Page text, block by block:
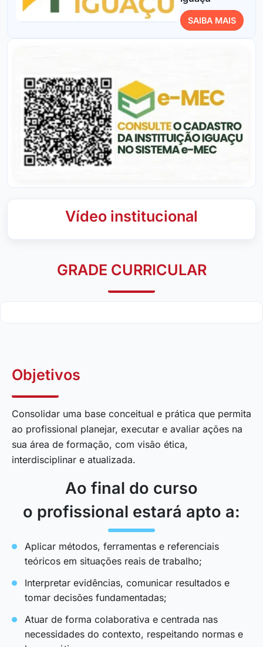
SAIBA MAIS
Vídeo institucional
GRADE CURRICULAR
Objetivos
Consolidar uma base conceitual e prática que permita
ao profissional planejar, executar e avaliar ações na
sua área de formação, com visão ética,
interdisciplinar e atualizada.
Ao final do curso
o profissional estará apto a:
Aplicar métodos, ferramentas e referenciais
teóricos em situações reais de trabalho;
Interpretar evidências, comunicar resultados e
tomar decisões fundamentadas;
Atuar de forma colaborativa e centrada nas
necessidades do contexto, respeitando normas e